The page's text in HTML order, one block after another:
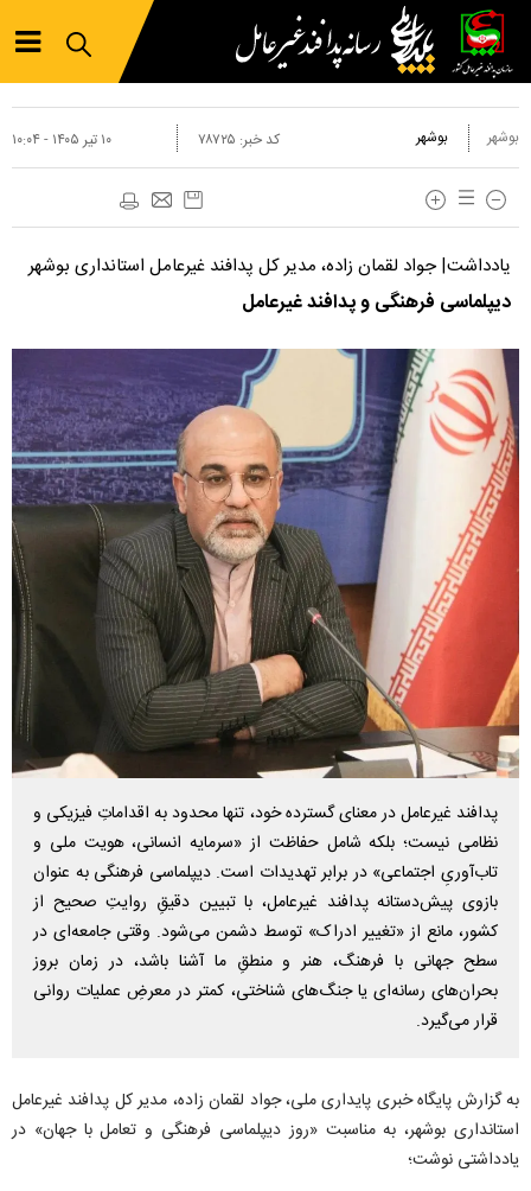
بوشهر بوشهر ۱۰ تير ۱۴۰۵ - ۱۰:۰۴ کد خبر: ۷۸۷۲۵
یادداشت| جواد لقمان زاده، مدیر کل پدافند غیرعامل استانداری بوشهر
دیپلماسی فرهنگی و پدافند غیرعامل
پدافند غیرعامل در معنای گسترده خود، تنها محدود به اقداماتِ فیزیکی و
نظامی نیست؛ بلکه شامل حفاظت از «سرمایه انسانی، هویت ملی و
تاب‌آوریِ اجتماعی» در برابر تهدیدات است. دیپلماسی فرهنگی به عنوان
بازوی پیش‌دستانه پدافند غیرعامل، با تبیین دقیقِ روایتِ صحیح از
کشور، مانع از «تغییر ادراک» توسط دشمن می‌شود. وقتی جامعه‌ای در
سطح جهانی با فرهنگ، هنر و منطقِ ما آشنا باشد، در زمان بروز
بحران‌های رسانه‌ای یا جنگ‌های شناختی، کمتر در معرضِ عملیات روانی
قرار می‌گیرد.
به گزارش پایگاه خبری پایداری ملی، جواد لقمان زاده، مدیر کل پدافند غیرعامل
استانداری بوشهر، به مناسبت «روز دیپلماسی فرهنگی و تعامل با جهان» در
یادداشتی نوشت؛